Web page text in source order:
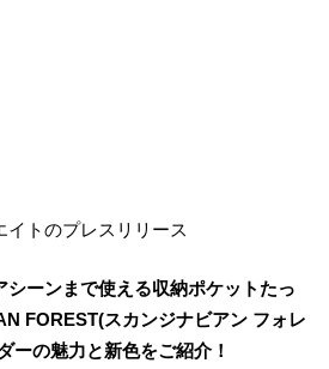
トのプレスリリース
シーンまで使える収納ポケットたっ
FOREST(スカンジナビアン フォレ
ーの魅力と新色をご紹介！